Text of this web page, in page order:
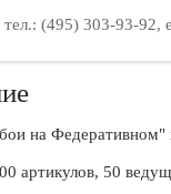
тел.: (495) 303-93-92,
на Федеративном"
артикулов, 50